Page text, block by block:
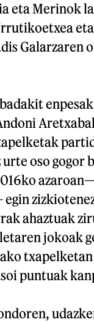
eta Merinok
Galarzaren
oso gogor
ahaztuak
jokoak
puntuak